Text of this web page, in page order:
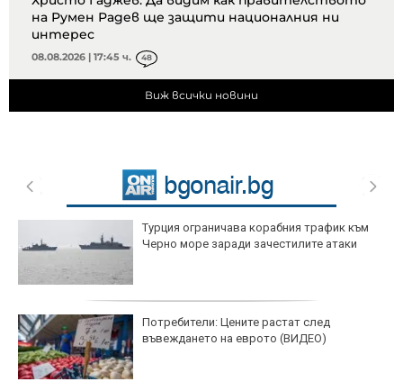
на Румен Радев ще защити националния ни
интерес
08.08.2026 | 17:45 ч. 48
Виж всички новини
Турция ограничава корабния трафик към
Черно море заради зачестилите атаки
Потребители: Цените растат след
въвеждането на еврото (ВИДЕО)